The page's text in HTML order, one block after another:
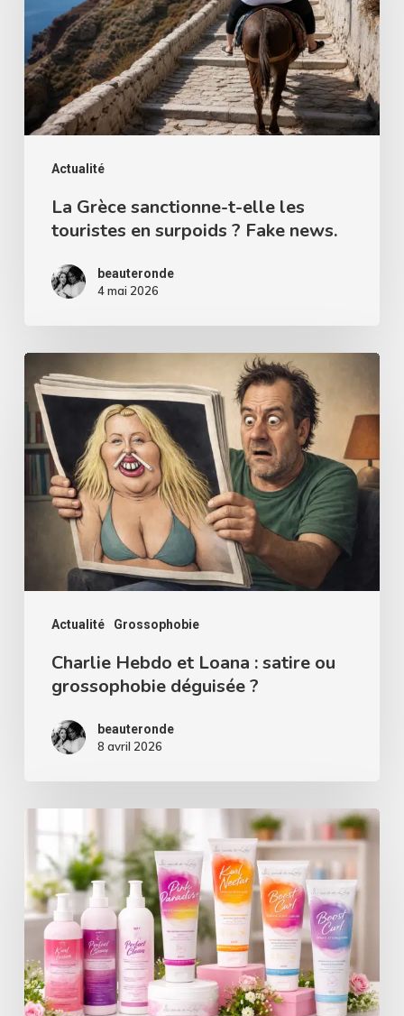
Actualité
elle
les
touristes
surpoids
Fake
news.
La Grèce sanctionne-t-elle les
touristes en surpoids ? Fake news.
beauteronde
4 mai 2026
Actualité Grossophobie
Hebdo
Loana
satire
grossophobie
déguisée
Charlie Hebdo et Loana : satire ou
grossophobie déguisée ?
beauteronde
8 avril 2026
Massol
Les
Secrets
Loly
: